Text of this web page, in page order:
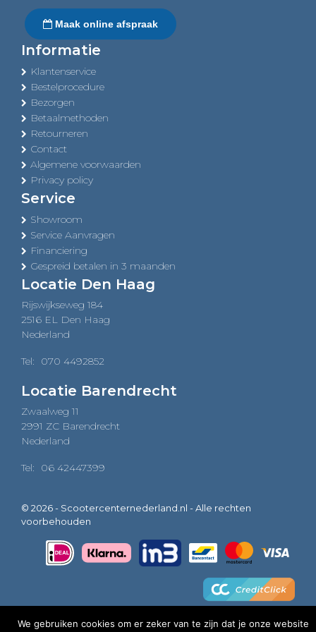
Maak online afspraak
Informatie
Klantenservice
Bestelprocedure
Bezorgen
Betaalmethoden
Retourneren
Contact
Algemene voorwaarden
Privacy policy
Service
Showroom
Service Aanvragen
Financiering
Gespreid betalen in 3 maanden
Locatie Den Haag
Rijswijkseweg 184
2516 EL Den Haag
Nederland
Tel: 070 4492852
Locatie Barendrecht
Zwaalweg 11
2991 ZC Barendrecht
Nederland
Tel: 06 42447399
© 2026 - Scootercenternederland.nl - Alle rechten
voorbehouden
We gebruiken cookies om er zeker van te zijn dat je onze website